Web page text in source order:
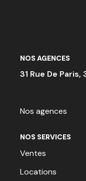
NOS AGENCES
31 Rue De Paris,
Nos agences
NOS SERVICES
Ventes
Locations